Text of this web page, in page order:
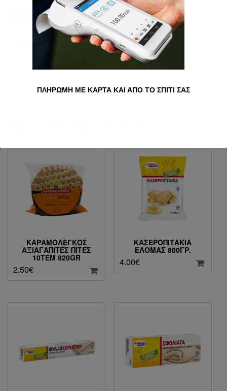
ΠΆΓΟΣ 2.5 KG
Προσθήκη στο καλάθι
ΚΑΡΑΜΟΛΕΓΚΟΣ
ΑΞΙΑΓΆΠΙΤΕΣ ΠΊΤΕΣ
10ΤΕΜ 820GR
2.50€
ΚΑΣΕΡΟΠΙΤΆΚΙΑ
ΕΛΟΜΆΣ 800ΓΡ.
4.00€
ΠΛΗΡΩΜΗ ΜΕ ΚΑΡΤΑ ΚΑΙ ΑΠΟ ΤΟ ΣΠΙΤΙ ΣΑΣ